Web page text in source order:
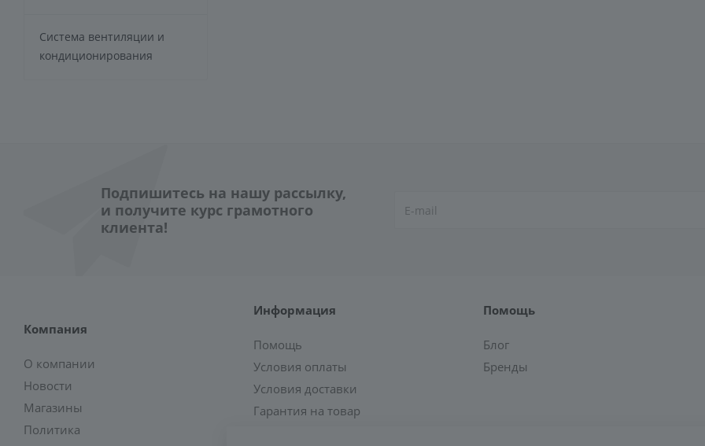
Система вентиляции и
кондиционирования
Подпишитесь на нашу рассылку,
и получите курс грамотного
клиента!
Компания
О компании
Новости
Магазины
Политика
Информация
Помощь
Условия оплаты
Условия доставки
Гарантия на товар
Помощь
Блог
Бренды